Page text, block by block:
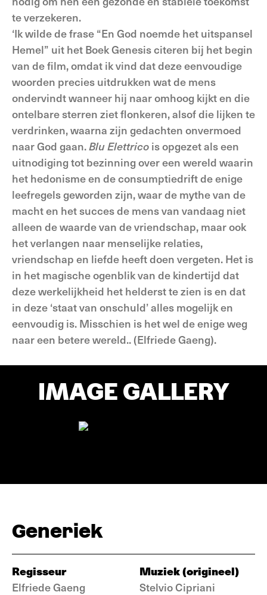
te verzekeren.
‘Ik wilde de frase “En God noemde het uitspansel
Hemel” uit het Boek Genesis citeren bij het begin
van de film, omdat ik vind dat deze eenvoudige
woorden precies uitdrukken wat de mens
ondervindt wanneer hij naar omhoog kijkt en die
ontelbare sterren ziet flonkeren, alsof die lijken te
verdrinken, waarna zijn gedachten onvermoed
naar God gaan.Blu Elettrico is opgezet als een
uitnodiging tot bezinning over een wereld waarin
het hedonisme en de consumptiedrift de enige
leefregels geworden zijn, waar de mythe van de
macht en het succes de mens van vandaag niet
alleen de waarde van de vriendschap, maar ook
het verlangen naar menselijke relaties,
vriendschap en liefde heeft doen vergeten. Het is
in het magische ogenblik van de kindertijd dat
deze werkelijkheid het helderst te zien is en dat
in deze ‘staat van onschuld’ alles mogelijk en
eenvoudig is. Misschien is het wel de enige weg
naar een betere wereld.. (Elfriede Gaeng).
IMAGE GALLERY
Generiek
Regisseur
Elfriede Gaeng
Muziek (origineel)
Stelvio Cipriani